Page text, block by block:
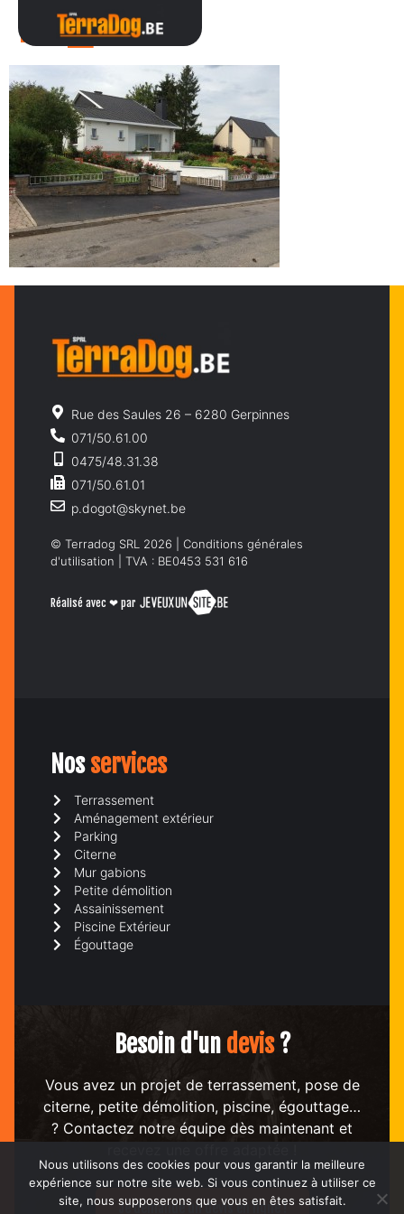
IMG_0190
Rue des Saules 26 – 6280 Gerpinnes
071/50.61.00
0475/48.31.38
071/50.61.01
p.dogot@skynet.be
© Terradog SRL 2026 | Conditions générales
d'utilisation | TVA : BE0453 531 616
Réalisé avec ❤ par
Nosservices
Terrassement
Aménagement extérieur
Parking
Citerne
Mur gabions
Petite démolition
Assainissement
Piscine Extérieur
Égouttage
Besoin d'un devis?
Vous avez un projet de terrassement, pose de
citerne, petite démolition, piscine, égouttage…
? Contactez notre équipe dès maintenant et
Je demande un devis en ligne !
Nous utilisons des cookies pour vous garantir la meilleure
expérience sur notre site web. Si vous continuez à utiliser ce
site, nous supposerons que vous en êtes satisfait.